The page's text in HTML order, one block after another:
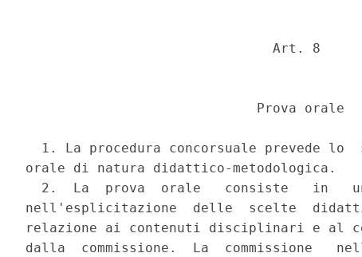
                               Art. 8
                             Prova orale
1. La procedura concorsuale prevede lo
orale di natura didattico-metodologica.
2.  La  prova  orale   consiste   in
nell'esplicitazione  delle  scelte
relazione ai contenuti disciplinari e al
dalla  commissione.  La  commissione